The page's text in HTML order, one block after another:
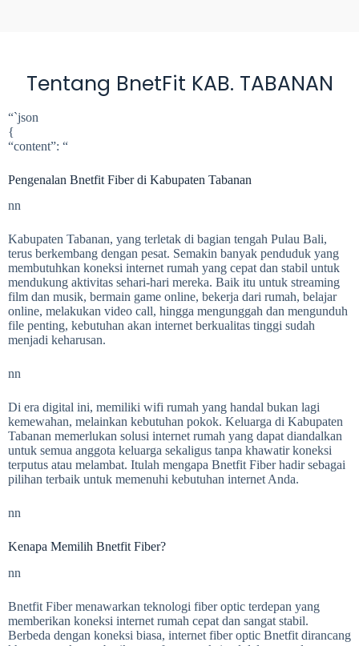
Tentang BnetFit KAB. TABANAN
“`json
{
“content”: “
Pengenalan Bnetfit Fiber di Kabupaten Tabanan
nn
Kabupaten Tabanan, yang terletak di bagian tengah Pulau Bali,
terus berkembang dengan pesat. Semakin banyak penduduk yang
membutuhkan koneksi internet rumah yang cepat dan stabil untuk
mendukung aktivitas sehari-hari mereka. Baik itu untuk streaming
film dan musik, bermain game online, bekerja dari rumah, belajar
online, melakukan video call, hingga mengunggah dan mengunduh
file penting, kebutuhan akan internet berkualitas tinggi sudah
menjadi keharusan.
nn
Di era digital ini, memiliki wifi rumah yang handal bukan lagi
kemewahan, melainkan kebutuhan pokok. Keluarga di Kabupaten
Tabanan memerlukan solusi internet rumah yang dapat diandalkan
untuk semua anggota keluarga sekaligus tanpa khawatir koneksi
terputus atau melambat. Itulah mengapa Bnetfit Fiber hadir sebagai
pilihan terbaik untuk memenuhi kebutuhan internet Anda.
nn
Kenapa Memilih Bnetfit Fiber?
nn
Bnetfit Fiber menawarkan teknologi fiber optic terdepan yang
memberikan koneksi internet rumah cepat dan sangat stabil.
Berbeda dengan koneksi biasa, internet fiber optic Bnetfit dirancang